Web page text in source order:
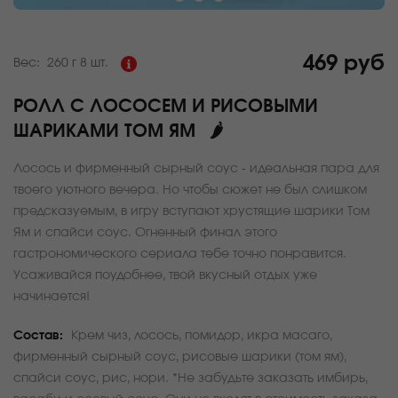
Вес: 260 г 8 шт. 469 руб
РОЛЛ С ЛОСОСЕМ И РИСОВЫМИ
ШАРИКАМИ ТОМ ЯМ
🌶
Лосось и фирменный сырный соус - идеальная пара для
твоего уютного вечера. Но чтобы сюжет не был слишком
предсказуемым, в игру вступают хрустящие шарики Том
Ям и спайси соус. Огненный финал этого
гастрономического сериала тебе точно понравится.
Усаживайся поудобнее, твой вкусный отдых уже
начинается!
Состав:
Крем чиз, лосось, помидор, икра масаго,
фирменный сырный соус, рисовые шарики (том ям),
спайси соус, рис, нори. *Не забудьте заказать имбирь,